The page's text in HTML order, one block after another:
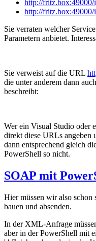
http://
http://
Sie verraten welcher
Parametern anbietet.
Sie verweist auf die URL
die unter anderem dann
beschreibt:
Wer ein Visual Studio oder
direkt diese URLs
dann entsprechend gleich
PowerShell so nicht.
SOAP mit
Hier müssen wir also
bauen und absenden.
In der XML-Anfrage
aber in der PowerShell mit